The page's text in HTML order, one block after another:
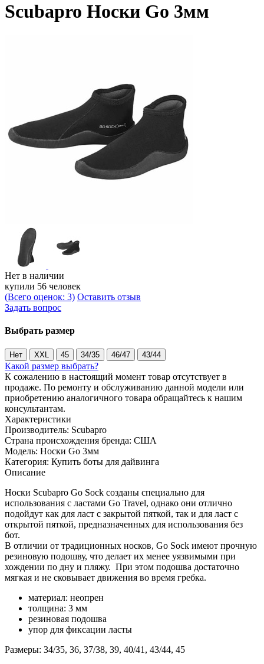
Scubapro Носки Go 3мм
Нет в наличии
купили 56 человек
(Всего оценок: 3) Оставить отзыв
Задать вопрос
Выбрать размер
Нет XXL 45 34/35 46/47 43/44
Какой размер выбрать?
К сожалению в настоящий момент товар отсутствует в
продаже. По ремонту и обслуживанию данной модели или
приобретению аналогичного товара обращайтесь к нашим
консультантам.
Характеристики
Производитель: Scubapro
Страна происхождения бренда: США
Модель: Носки Go 3мм
Категория: Купить боты для дайвинга
Описание
Носки Scubapro Go Sock созданы специально для
использования с ластами Go Travel, однако они отлично
подойдут как для ласт с закрытой пяткой, так и для ласт с
открытой пяткой, предназначенных для использования без
бот.
В отличии от традиционных носков, Go Sock имеют прочную
резиновую подошву, что делает их менее уязвимыми при
хождении по дну и пляжу. При этом подошва достаточно
мягкая и не сковывает движения во время гребка.
материал: неопрен
толщина: 3 мм
резиновая подошва
упор для фиксации ласты
Размеры: 34/35, 36, 37/38, 39, 40/41, 43/44, 45